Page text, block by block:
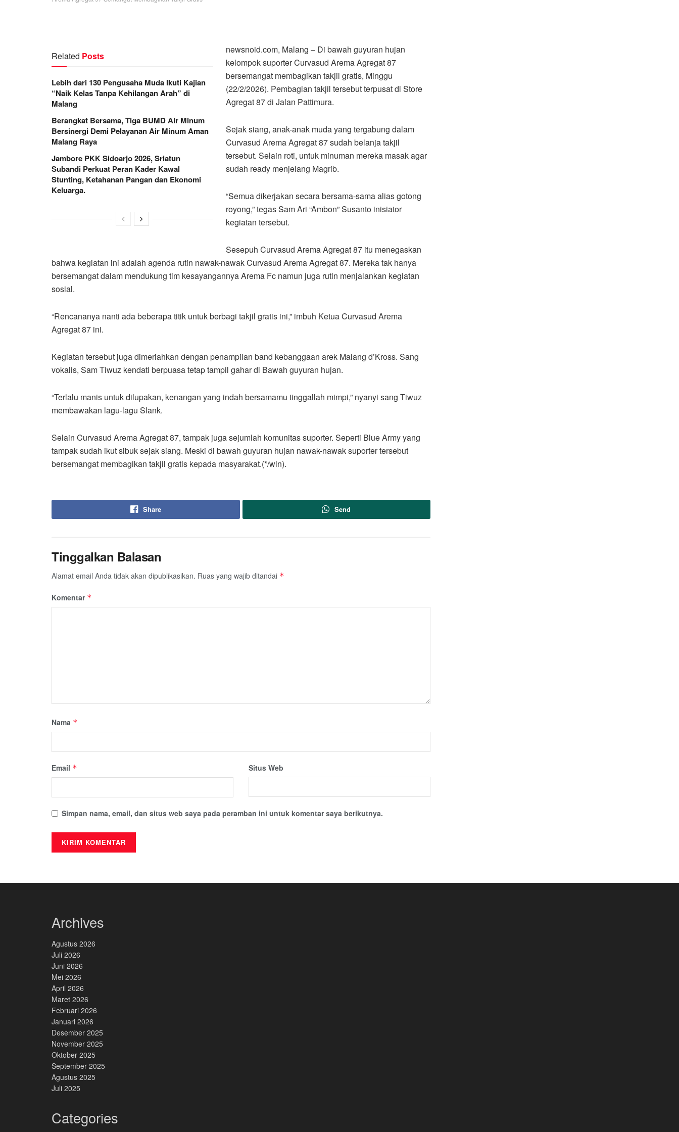
Related Posts
Lebih dari 130 Pengusaha Muda Ikuti Kajian
“Naik Kelas Tanpa Kehilangan Arah” di
Malang
Berangkat Bersama, Tiga BUMD Air Minum
Bersinergi Demi Pelayanan Air Minum Aman
Malang Raya
Jambore PKK Sidoarjo 2026, Sriatun
Subandi Perkuat Peran Kader Kawal
Stunting, Ketahanan Pangan dan Ekonomi
Keluarga.
newsnoid.com, Malang – Di bawah guyuran hujan
kelompok suporter Curvasud Arema Agregat 87
bersemangat membagikan takjil gratis, Minggu
(22/2/2026). Pembagian takjil tersebut terpusat di Store
Agregat 87 di Jalan Pattimura.
Sejak siang, anak-anak muda yang tergabung dalam
Curvasud Arema Agregat 87 sudah belanja takjil
tersebut. Selain roti, untuk minuman mereka masak agar
sudah ready menjelang Magrib.
“Semua dikerjakan secara bersama-sama alias gotong
royong,” tegas Sam Ari “Ambon” Susanto inisiator
kegiatan tersebut.
Sesepuh Curvasud Arema Agregat 87 itu menegaskan
bahwa kegiatan ini adalah agenda rutin nawak-nawak Curvasud Arema Agregat 87. Mereka tak hanya
bersemangat dalam mendukung tim kesayangannya Arema Fc namun juga rutin menjalankan kegiatan
sosial.
“Rencananya nanti ada beberapa titik untuk berbagi takjil gratis ini,” imbuh Ketua Curvasud Arema
Agregat 87 ini.
Kegiatan tersebut juga dimeriahkan dengan penampilan band kebanggaan arek Malang d’Kross. Sang
vokalis, Sam Tiwuz kendati berpuasa tetap tampil gahar di Bawah guyuran hujan.
“Terlalu manis untuk dilupakan, kenangan yang indah bersamamu tinggallah mimpi,” nyanyi sang Tiwuz
membawakan lagu-lagu Slank.
Selain Curvasud Arema Agregat 87, tampak juga sejumlah komunitas suporter. Seperti Blue Army yang
tampak sudah ikut sibuk sejak siang. Meski di bawah guyuran hujan nawak-nawak suporter tersebut
bersemangat membagikan takjil gratis kepada masyarakat.(*/win).
Share Send
Tinggalkan Balasan
Alamat email Anda tidak akan dipublikasikan. Ruas yang wajib ditandai *
Komentar *
Nama *
Email * Situs Web
Simpan nama, email, dan situs web saya pada peramban ini untuk komentar saya berikutnya.
Archives
Agustus 2026
Juli 2026
Juni 2026
Mei 2026
April 2026
Maret 2026
Februari 2026
Januari 2026
Desember 2025
November 2025
Oktober 2025
September 2025
Agustus 2025
Juli 2025
Categories